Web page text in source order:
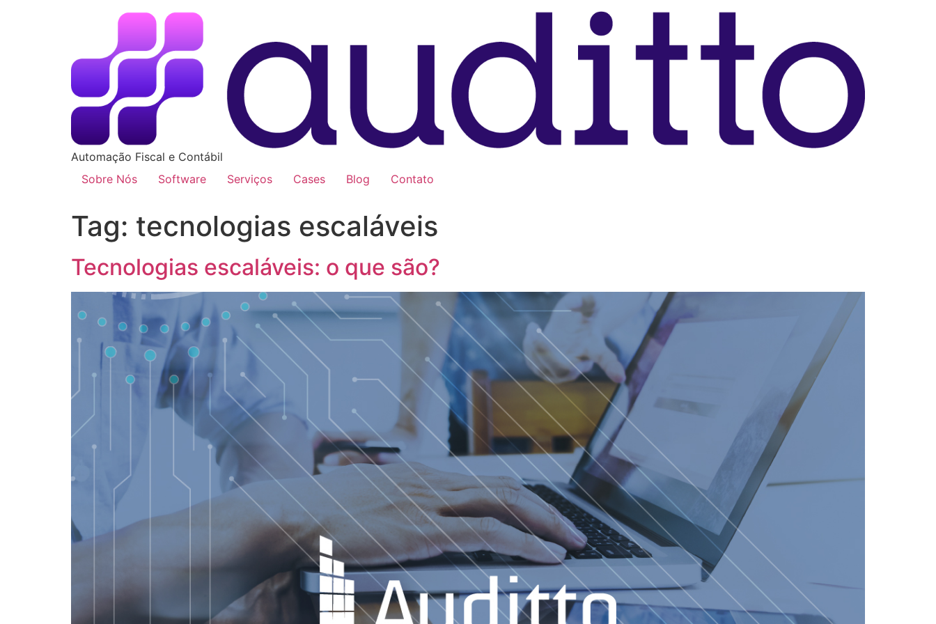
Automação Fiscal e Contábil
Sobre Nós
Software Serviços Cases Blog Contato
Tag: tecnologias escaláveis
Tecnologias escaláveis: o que são?